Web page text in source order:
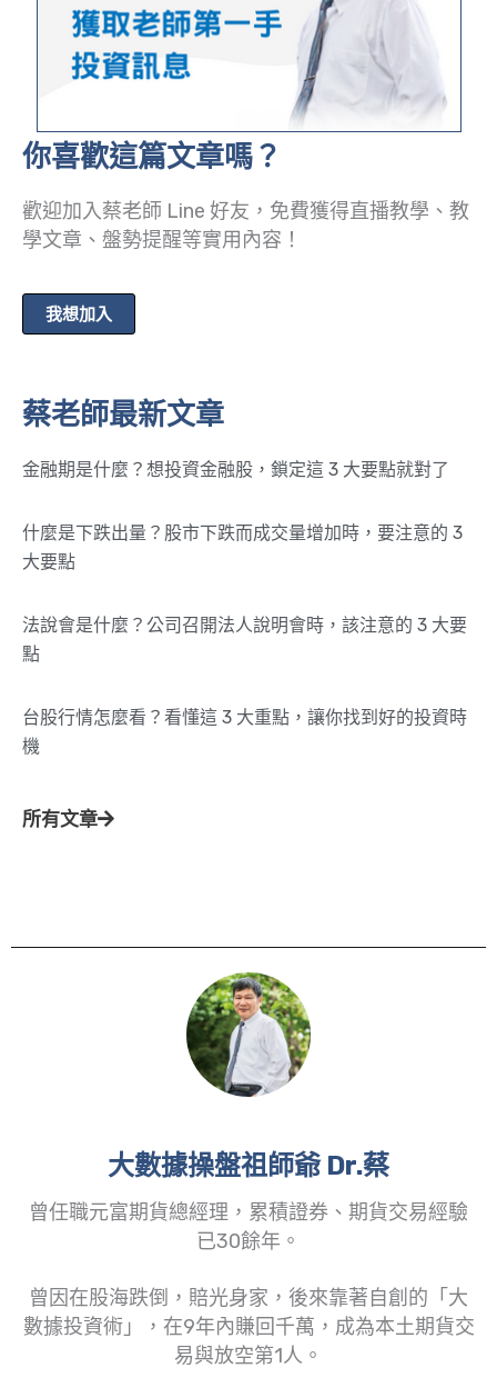
你喜歡這篇文章嗎？
歡迎加入蔡老師 Line 好友，免費獲得直播教學、教
學文章、盤勢提醒等實用內容！
我想加入
蔡老師最新文章
金融期是什麼？想投資金融股，鎖定這 3 大要點就對了
什麼是下跌出量？股市下跌而成交量增加時，要注意的 3
大要點
法說會是什麼？公司召開法人說明會時，該注意的 3 大要
點
台股行情怎麼看？看懂這 3 大重點，讓你找到好的投資時
機
所有文章
大數據操盤祖師爺 Dr.蔡
曾任職元富期貨總經理，累積證券、期貨交易經驗
已30餘年。
曾因在股海跌倒，賠光身家，後來靠著自創的「大
數據投資術」，在9年內賺回千萬，成為本土期貨交
易與放空第1人。